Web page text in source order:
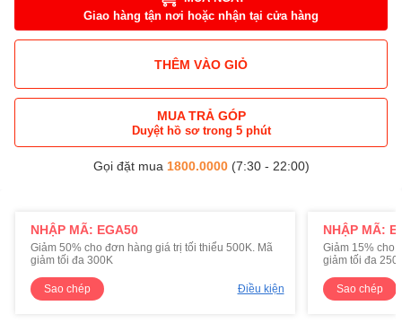
Giao hàng tận nơi hoặc nhận tại cửa hàng
THÊM VÀO GIỎ
MUA TRẢ GÓP
Duyệt hồ sơ trong 5 phút
Gọi đặt mua 1800.0000(7:30 - 22:00)
NHẬP MÃ: EGA50
Giảm 50% cho đơn hàng giá trị tối thiểu 500K. Mã
giảm tối đa 300K
Sao chép Điều kiện
NHẬP MÃ:
Giảm 15% cho
giảm tối đa
Sao chép